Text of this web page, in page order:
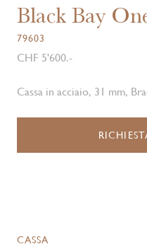
Black Bay
79603
CHF 5'600.-
Cassa in acciaio, 31 mm,
CASSA